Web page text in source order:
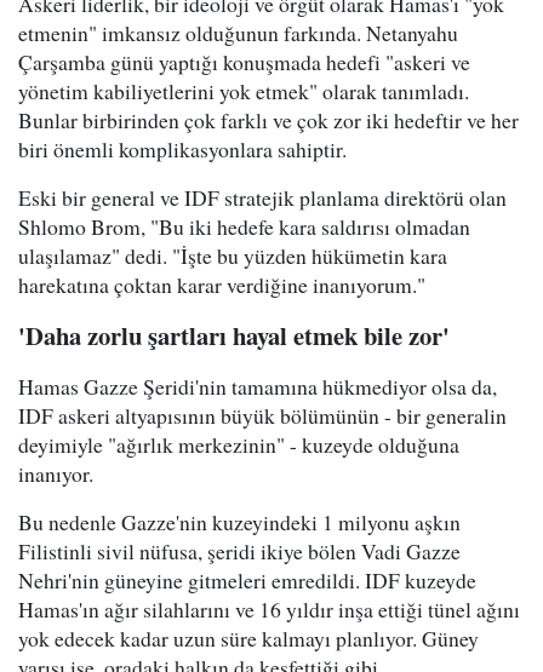
etmenin" imkansız olduğunun farkında. Netanyahu
Çarşamba günü yaptığı konuşmada hedefi "askeri ve
yönetim kabiliyetlerini yok etmek" olarak tanımladı.
Bunlar birbirinden çok farklı ve çok zor iki hedeftir ve her
biri önemli komplikasyonlara sahiptir.
Eski bir general ve IDF stratejik planlama direktörü olan
Shlomo Brom, "Bu iki hedefe kara saldırısı olmadan
ulaşılamaz" dedi. "İşte bu yüzden hükümetin kara
harekatına çoktan karar verdiğine inanıyorum."
'Daha zorlu şartları hayal etmek bile zor'
Hamas Gazze Şeridi'nin tamamına hükmediyor olsa da,
IDF askeri altyapısının büyük bölümünün - bir generalin
deyimiyle "ağırlık merkezinin" - kuzeyde olduğuna
inanıyor.
Bu nedenle Gazze'nin kuzeyindeki 1 milyonu aşkın
Filistinli sivil nüfusa, şeridi ikiye bölen Vadi Gazze
Nehri'nin güneyine gitmeleri emredildi. IDF kuzeyde
Hamas'ın ağır silahlarını ve 16 yıldır inşa ettiği tünel ağını
yok edecek kadar uzun süre kalmayı planlıyor. Güney